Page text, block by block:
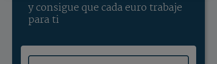
y consigue que cada euro trabaje
para ti